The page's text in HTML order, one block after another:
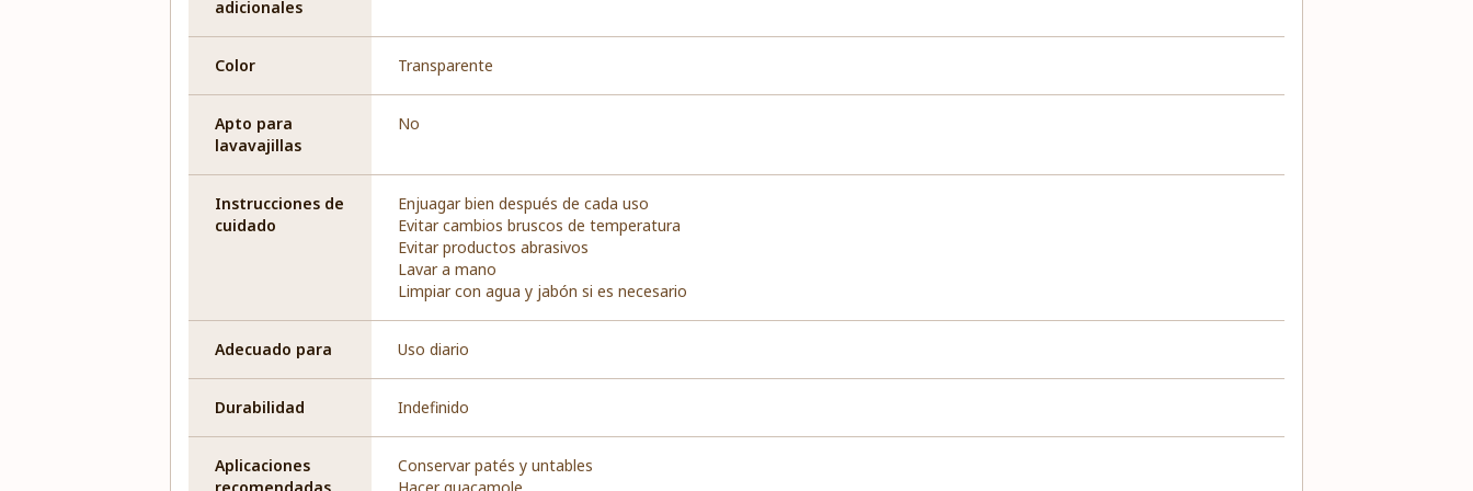
adicionales
Color Transparente
Apto para
lavavajillas
No
Instrucciones de
cuidado
Enjuagar bien después de cada uso
Evitar cambios bruscos de temperatura
Evitar productos abrasivos
Lavar a mano
Limpiar con agua y jabón si es necesario
Adecuado para Uso diario
Durabilidad Indefinido
Aplicaciones
Conservar patés y untables